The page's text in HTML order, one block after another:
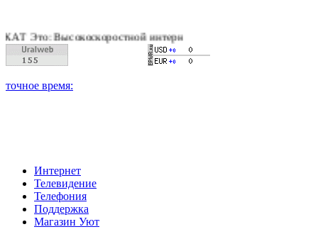
интернет, качественное цифровое и
Интернет
Телевидение
Телефония
Поддержка
Магазин Уют